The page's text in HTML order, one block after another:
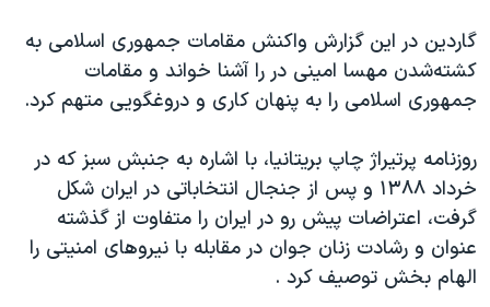
سفر پرزیدنت ترامپ به چین
گاردین در این گزارش واکنش مقامات جمهوری اسلامی به
کشته‌شدن مهسا‌ امینی در را آشنا خواند و مقامات
جمهوری اسلامی را به پنهان کاری و دروغگویی متهم کرد.
روزنامه پرتیراژ چاپ بریتانیا، با اشاره به جنبش سبز که در
خرداد ۱۳۸۸ و پس از جنجال انتخاباتی در ایران شکل
گرفت، اعتراضات پیش رو در ایران را متفاوت از گذشته
عنوان و رشادت زنان جوان در مقابله با نیرو‌های امنیتی را
الهام بخش توصیف کرد .